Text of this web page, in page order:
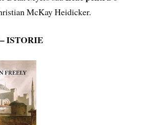
McKay Heidicker.
ISTORIE